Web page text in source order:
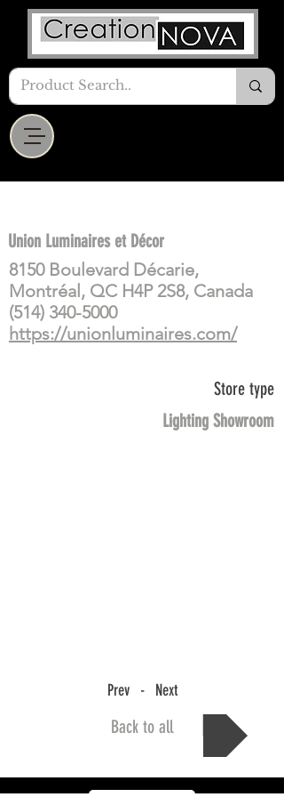
Union Luminaires et Décor
8150 Boulevard Décarie,
Montréal, QC H4P 2S8, Canada
(514) 340-5000
https://unionluminaires.com/
Store type
Lighting Showroom
Prev - Next
Back to all